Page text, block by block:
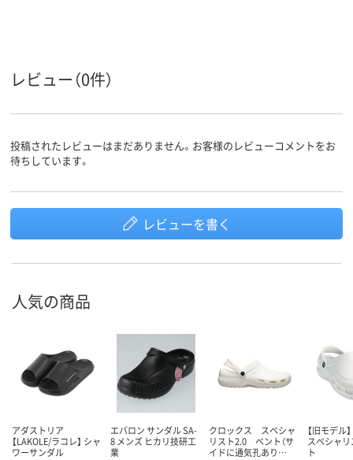
レビュー（0件）
投稿されたレビューはまだありません。お客様のレビューコメントをお
待ちしています。
レビューを書く
人気の商品
アダストリア
【LAKOLE/ラコレ】 シャ
ワーサンダル
エバロン サンダル SA-
8 メンズ ヒカリ技研工
業
クロックス スペシャ
リスト2.0 ベント（サ
イドに通気孔あり…
【旧モデル
スペシャ
ト